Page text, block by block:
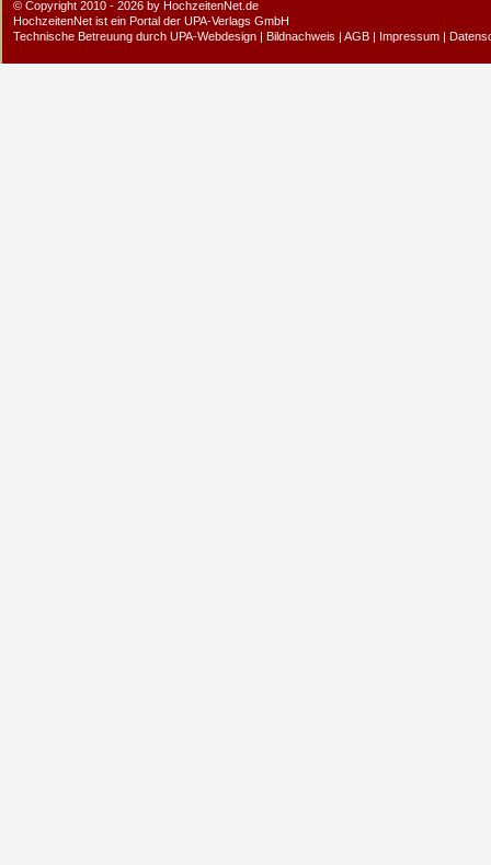
© Copyright 2010 - 2026 by HochzeitenNet.de
HochzeitenNet ist ein Portal der UPA-Verlags GmbH
Technische Betreuung durch UPA-Webdesign | Bildnachweis | AGB | Impressum |